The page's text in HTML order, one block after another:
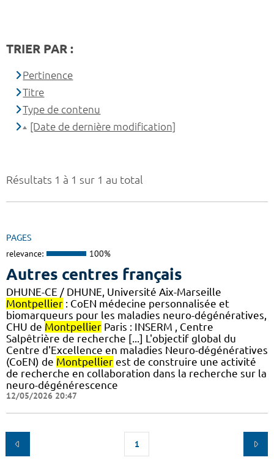
Résultats 1 à 1 sur 1 au total
PAGES
relevance: 100%
Autres centres français
DHUNE-CE / DHUNE, Université Aix-Marseille
Montpellier : CoEN médecine personnalisée et
biomarqueurs pour les maladies neuro-dégénératives,
CHU de Montpellier Paris : INSERM , Centre
Salpêtrière de recherche [...] L'objectif global du
Centre d'Excellence en maladies Neuro-dégénératives
(CoEN) de Montpellier est de construire une activité
de recherche en collaboration dans la recherche sur la
neuro-dégénérescence
12/05/2026 20:47
1
TRIER PAR :
Pertinence
Titre
Type de contenu
[Date de dernière modification]